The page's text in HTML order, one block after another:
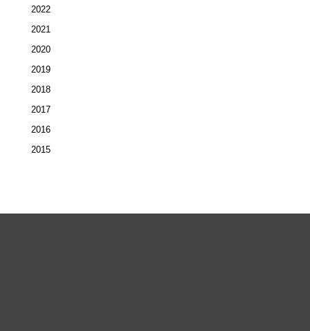
2022
2021
2020
2019
2018
2017
2016
2015